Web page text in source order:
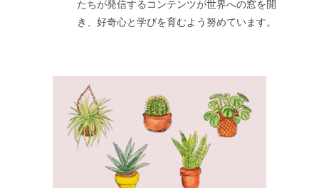
たちが発信するコンテンツが世界への窓を開
き、好奇心と学びを育むよう努めています。